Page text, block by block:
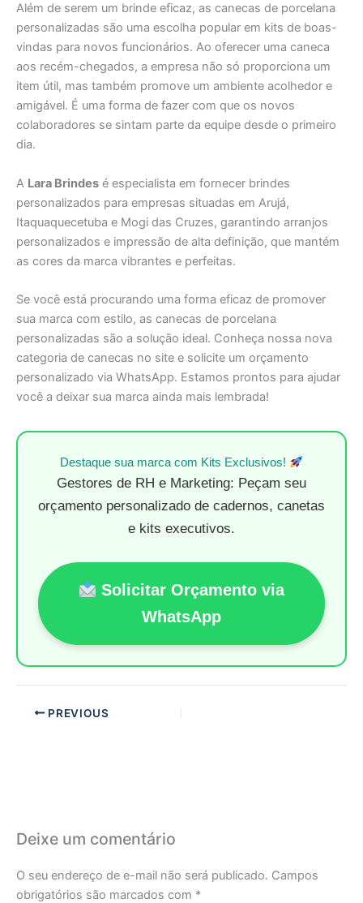
Além de serem um brinde eficaz, as canecas de porcelana
personalizadas são uma escolha popular em kits de boas-
vindas para novos funcionários. Ao oferecer uma caneca
aos recém-chegados, a empresa não só proporciona um
item útil, mas também promove um ambiente acolhedor e
amigável. É uma forma de fazer com que os novos
colaboradores se sintam parte da equipe desde o primeiro
dia.
A Lara Brindes é especialista em fornecer brindes
personalizados para empresas situadas em Arujá,
Itaquaquecetuba e Mogi das Cruzes, garantindo arranjos
personalizados e impressão de alta definição, que mantém
as cores da marca vibrantes e perfeitas.
Se você está procurando uma forma eficaz de promover
sua marca com estilo, as canecas de porcelana
personalizadas são a solução ideal. Conheça nossa nova
categoria de canecas no site e solicite um orçamento
personalizado via WhatsApp. Estamos prontos para ajudar
você a deixar sua marca ainda mais lembrada!
Destaque sua marca com Kits Exclusivos!
Gestores de RH e Marketing: Peçam seu
orçamento personalizado de cadernos, canetas
e kits executivos.
Solicitar Orçamento via
WhatsApp
PREVIOUS
Deixe um comentário
O seu endereço de e-mail não será publicado. Campos
obrigatórios são marcados com *